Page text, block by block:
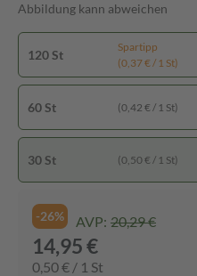
Abbildung kann abweichen
120 St
Spartipp
(0,37 € / 1 St)
60 St (0,42 € / 1 St)
30 St (0,50 € / 1 St)
-26% AVP: 20,29 €
14,95 €
0,50 € / 1 St